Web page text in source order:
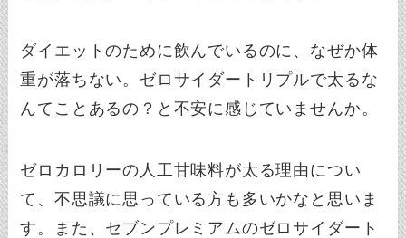
ダイエットのために飲んでいるのに、なぜか体
重が落ちない。ゼロサイダートリプルで太るな
んてことあるの？と不安に感じていませんか。
ゼロカロリーの人工甘味料が太る理由につい
て、不思議に思っている方も多いかなと思いま
す。また、セブンプレミアムのゼロサイダート